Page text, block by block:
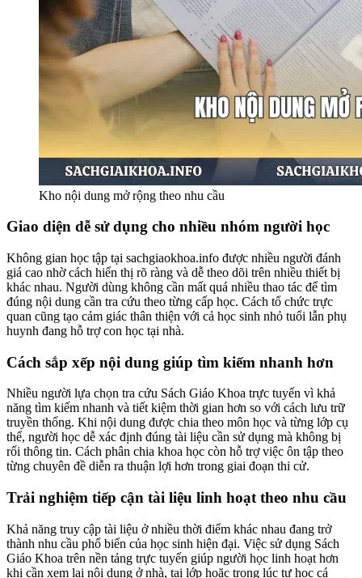
Kho nội dung mở rộng theo nhu cầu
Giao diện dễ sử dụng cho nhiều nhóm người học
Không gian học tập tại sachgiaokhoa.info được nhiều người đánh
giá cao nhờ cách hiển thị rõ ràng và dễ theo dõi trên nhiều thiết bị
khác nhau. Người dùng không cần mất quá nhiều thao tác để tìm
đúng nội dung cần tra cứu theo từng cấp học. Cách tổ chức trực
quan cũng tạo cảm giác thân thiện với cả học sinh nhỏ tuổi lẫn phụ
huynh đang hỗ trợ con học tại nhà.
Cách sắp xếp nội dung giúp tìm kiếm nhanh hơn
Nhiều người lựa chọn tra cứu Sách Giáo Khoa trực tuyến vì khả
năng tìm kiếm nhanh và tiết kiệm thời gian hơn so với cách lưu trữ
truyền thống. Khi nội dung được chia theo môn học và từng lớp cụ
thể, người học dễ xác định đúng tài liệu cần sử dụng mà không bị
rối thông tin. Cách phân chia khoa học còn hỗ trợ việc ôn tập theo
từng chuyên đề diễn ra thuận lợi hơn trong giai đoạn thi cử.
Trải nghiệm tiếp cận tài liệu linh hoạt theo nhu cầu
Khả năng truy cập tài liệu ở nhiều thời điểm khác nhau đang trở
thành nhu cầu phổ biến của học sinh hiện đại. Việc sử dụng Sách
Giáo Khoa trên nền tảng trực tuyến giúp người học linh hoạt hơn
khi cần xem lại nội dung ở nhà, tại lớp hoặc trong lúc tự học cá